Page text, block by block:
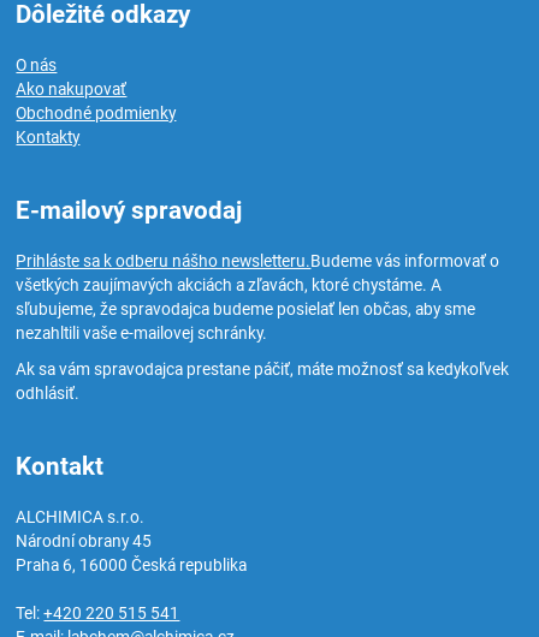
Dôležité odkazy
O nás
Ako nakupovať
Obchodné podmienky
Kontakty
E-mailový spravodaj
Prihláste sa k odberu nášho newsletteru.Budeme vás informovať o
všetkých zaujímavých akciách a zľavách, ktoré chystáme. A
sľubujeme, že spravodajca budeme posielať len občas, aby sme
nezahltili vaše e-mailovej schránky.
Ak sa vám spravodajca prestane páčiť, máte možnosť sa kedykoľvek
odhlásiť.
Kontakt
ALCHIMICA s.r.o.
Národní obrany 45
Praha 6, 16000Česká republika
Tel:+420 220 515 541